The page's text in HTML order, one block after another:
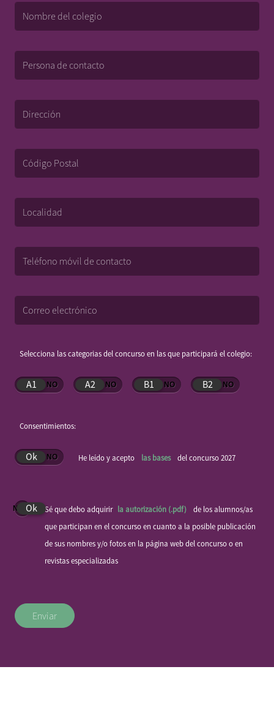
Selecciona las categorias del concurso en las que participará el colegio:
A1 A2 B1 B2
Consentimientos:
Ok He leído y acepto las bases del concurso2027
Ok Sé que debo adquirir la autorización (.pdf)
de los alumnos/as
que participan en el concurso en cuanto a la posible publicación
de sus nombres y/o fotos en la página web del concurso o en
revistas especializadas
Enviar